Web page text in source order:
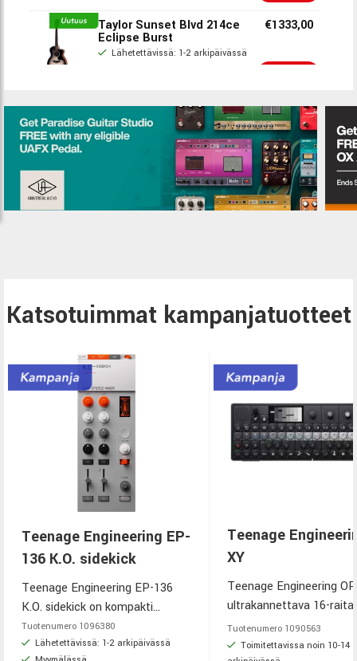
Taylor Sunset Blvd 214ce
Eclipse Burst
Lähetettävissä: 1-2 arkipäivässä
€1333,00
Teenage Engineering EP-40
2026-08-11
€359,00
€253,00
Blackstar Fly 3 High Gain
Lähetettävissä: 1-2 arkipäivässä
€95,00
Lähetettävissä: 1-2 arkipäivässä
MODAL ELEMENT One
Virtual Analog Synth
Lähetettävissä: 1-2 arkipäivässä
Myymälässä
€645,00
ARTURIA Minilab 37 White
Toimitettavissa noin 5-7
arkipäivässä
KORG NTS-4 Mixer
2026-09-09
Electro Harmonix Big Muff
PI2 w. Tone Wicker
€159,00
Katsotuimmat kampanjatuotteet
Teenage Engineering EP-
136 K.O. sidekick
Teenage Engineering EP-136
K.O. sidekick on kompakti
mikseri, efektiprosessori ja
sekvensseri, joka tuo live-
Tuotenumero 1096380
Lähetettävissä: 1-2 arkipäivässä
Teenage
XY
Teenage Engineering
ultrakannettava 16-
sekvensseri,
sampleri – kokonainen
Tuotenumero 1090563
Toimitettavissa noin 10-14